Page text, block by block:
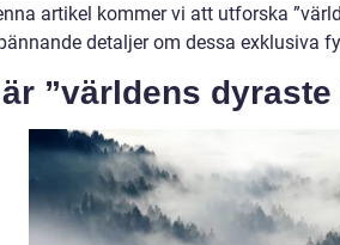
artikel kommer vi att utforska
detaljer om dessa exklusiva
”världens dyraste